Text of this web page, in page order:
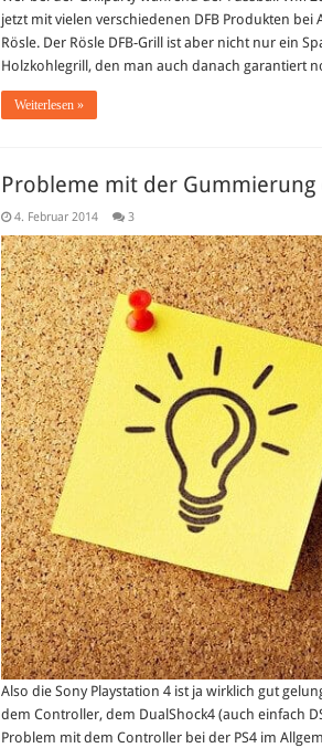
jetzt mit vielen verschiedenen DFB Produkten
Rösle. Der Rösle DFB-Grill ist aber nicht nur ein
Holzkohlegrill, den man auch danach garantiert
Weiterlesen »
Probleme mit der Gummierung
4. Februar 2014 3
Also die Sony Playstation 4 ist ja wirklich gut
dem Controller, dem DualShock4 (auch einfach
Problem mit dem Controller bei der PS4 im